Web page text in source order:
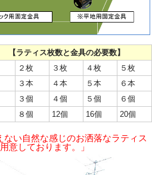
【ラティス枚数と金具の必要数】
２枚 ３枚 ４枚
５枚
３本 ４本 ５本
６本
３個 ４個 ５個
６個
８個 12個 16個 20個
ない自然な感じのお洒落なラティス
意しております。」